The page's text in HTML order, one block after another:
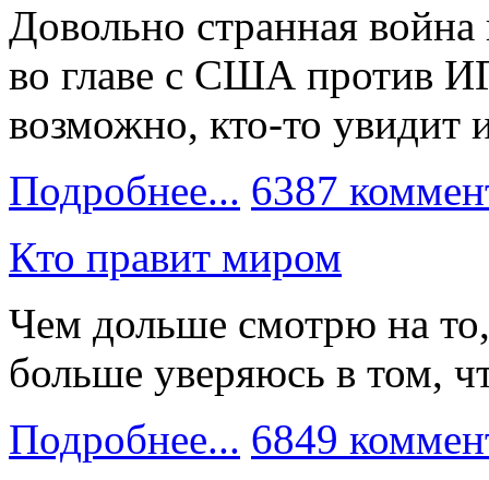
Довольно странная война
во главе с США против
возможно, кто-то увидит
Подробнее... 6387
Кто правит миром
Чем дольше смотрю на
больше уверяюсь в том,
Подробнее... 6849